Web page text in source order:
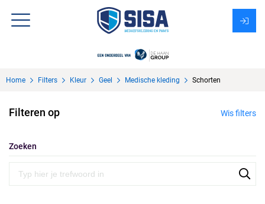
Over Sisa
KMS
Uitzendbureau?
Home Filters Kleur Geel Medische kleding Schorten
Filteren op Wis filters
Zoeken